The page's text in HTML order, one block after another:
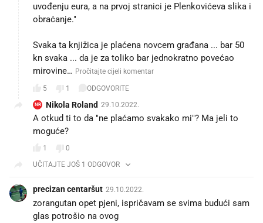
uvođenju eura, a na prvoj stranici je Plenkovićeva slika i
obraćanje."
Svaka ta knjižica je plaćena novcem građana ... bar 50
kn svaka ... da je za toliko bar jednokratno povećao
mirovine… Pročitajte cijeli komentar
5 1 ODGOVORITE
NR Nikola Roland 29.10.2022.
A otkud ti to da "ne plaćamo svakako mi"? Ma jeli to
moguće?
1
0
UČITAJTE JOŠ 1 ODGOVOR
precizan centaršut 29.10.2022.
zorangutan opet pjeni, ispričavam se svima budući sam
glas potrošio na ovog